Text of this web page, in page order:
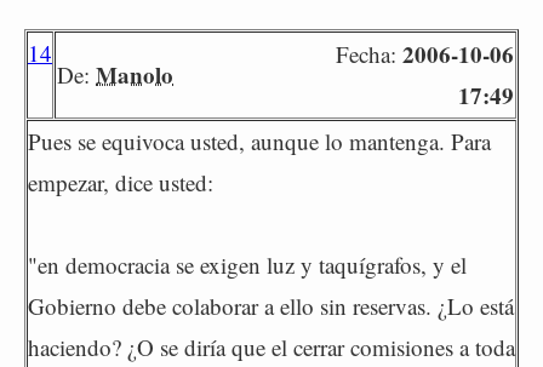
14
De: Manolo
Fecha: 2006-10-06
17:49
Pues se equivoca usted, aunque lo mantenga. Para
empezar, dice usted:
"en democracia se exigen luz y taquígrafos, y el
Gobierno debe colaborar a ello sin reservas. ¿Lo está
haciendo? ¿O se diría que el cerrar comisiones a toda